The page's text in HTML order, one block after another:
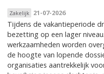
Zakelijk 21-07-2026
Tijdens de vakantieperiode
bezetting op een lager
werkzaamheden worden
de hoogte van lopende
organisaties aantrekkelijk